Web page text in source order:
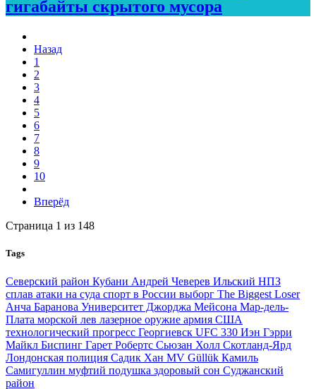
гигабайты скрытого мусора
Назад
1
2
3
4
5
6
7
8
9
10
Вперёд
Страница 1 из 148
Tags
Северский район Кубани Андрей Чеверев Ильский НПЗ
сплав атаки на суда спорт в России выборг The Biggest Loser
Анча Баранова Университет Джорджа Мейсона Мар-дель-
Плата морской лев лазерное оружие армия США
технологический прогресс Георгиевск UFC 330 Иэн Гэрри
Майкл Биспинг Гарет Робертс Сьюзан Холл Скотланд-Ярд
Лондонская полиция Садик Хан MV Güllük Камиль
Самигуллин муфтий подушка здоровый сон Суджанский
район